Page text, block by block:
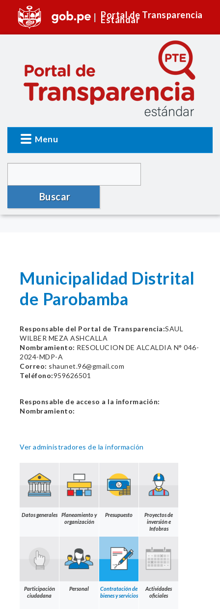
Portal de Transparencia
Estándar
Menu
Buscar
Municipalidad Distrital
de Parobamba
Responsable del Portal de Transparencia:SAUL
WILBER MEZA ASHCALLA
Nombramiento: RESOLUCION DE ALCALDIA N° 046-
2024-MDP-A
Correo: shaunet.96@gmail.com
Teléfono:959626501
Responsable de acceso a la información:
Nombramiento:
Ver administradores de la información
Datos generales
Planeamiento y
organización
Presupuesto
Proyectos de
inversión e
Infobras
Participación
ciudadana
Personal
Contratación de
bienes y servicios
Actividades
oficiales